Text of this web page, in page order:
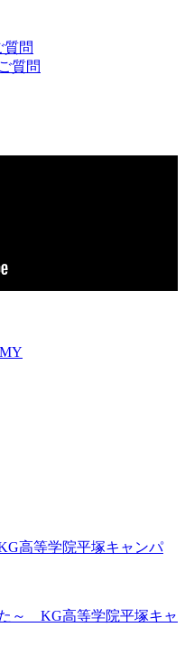
質問
質問
高等学院平塚キャンパ
～ KG高等学院平塚キャ